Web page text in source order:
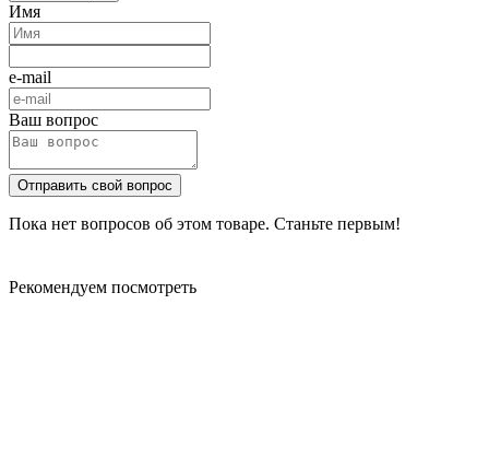
Имя
e-mail
Ваш вопрос
Отправить свой вопрос
Пока нет вопросов об этом товаре. Станьте первым!
Рекомендуем посмотреть